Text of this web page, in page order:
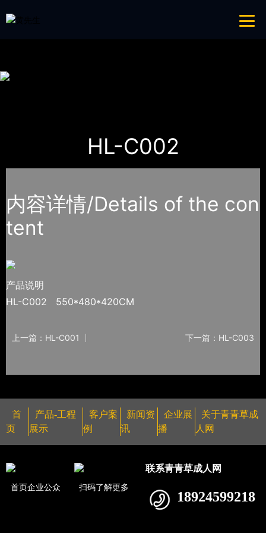
导航
网站地图
HL-C002
内容详情/Details of the con
tent
产品说明
HL-C002 550*480*420CM
上一篇：HL-C001 下一篇：HL-C003
首
页
产品-工程
展示
客户案
例
新闻资
讯
企业展
播
关于青青草成
人网
首页企业公众 扫码了解更多
联系青青草成人网
18924599218